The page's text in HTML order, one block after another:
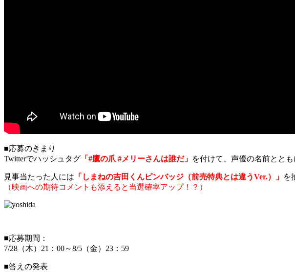
■応募のきまり
Twitterでハッシュタグ 「#鷹の爪 #メリーさんは誰だ」 を付けて、声優の名前とと
見事当たった人には 「しまねの吉田くんピンバッジ（前売特典とは違うVer.）」 を
（映画への期待コメントも添えると当選確率アップ！？）
■応募期間：
7/28（木）21：00～8/5（金）23：59
■答えの発表